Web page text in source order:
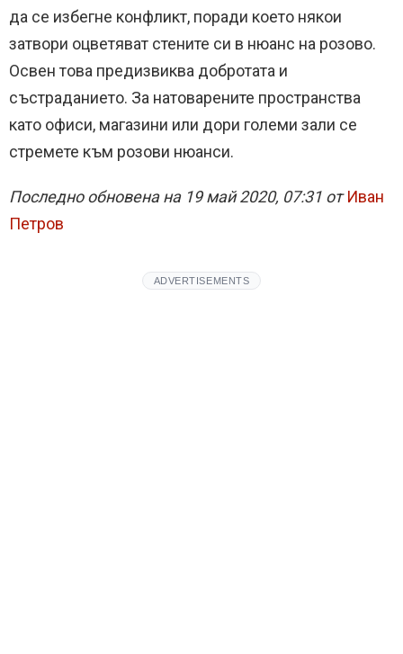
да се избегне конфликт, поради което някои
затвори оцветяват стените си в нюанс на розово.
Освен това предизвиква добротата и
състраданието. За натоварените пространства
като офиси, магазини или дори големи зали се
стремете към розови нюанси.
Последно обновена на 19 май 2020, 07:31 от Иван
Петров
ADVERTISEMENTS